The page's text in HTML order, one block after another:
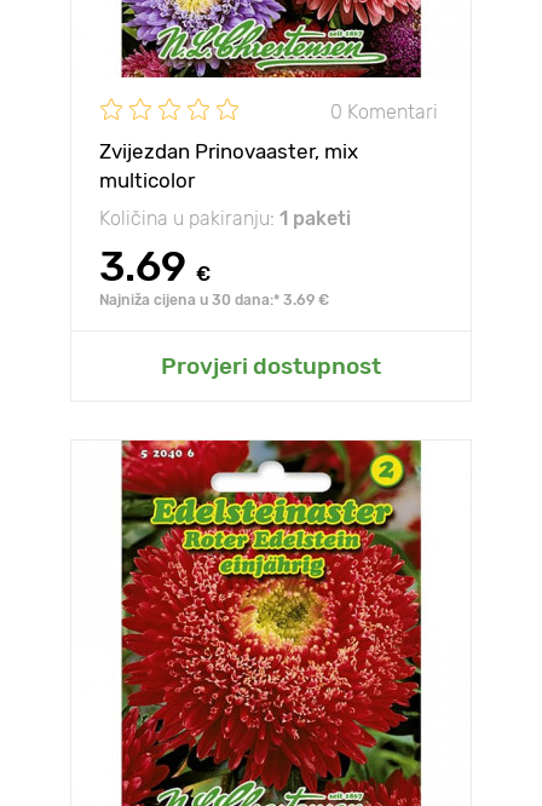
0 Komentari
Zvijezdan Prinovaaster, mix
multicolor
Količina u pakiranju: 1 paketi
3.69 €
Najniža cijena u 30 dana:* 3.69 €
Provjeri dostupnost